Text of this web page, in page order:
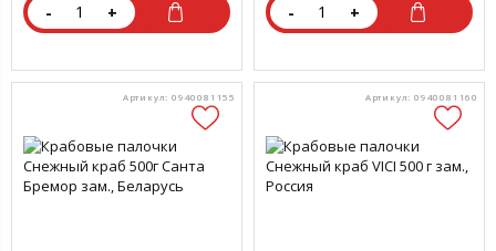
- + - +
Артикул: 0940081155 Артикул: 0940081160